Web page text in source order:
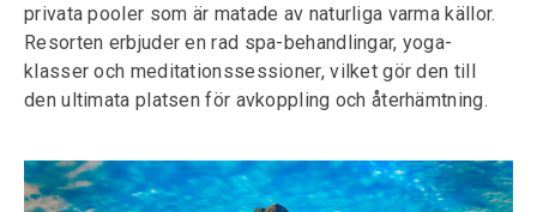
privata pooler som är matade av naturliga varma källor.
Resorten erbjuder en rad spa-behandlingar, yoga-
klasser och meditationssessioner, vilket gör den till
den ultimata platsen för avkoppling och återhämtning.